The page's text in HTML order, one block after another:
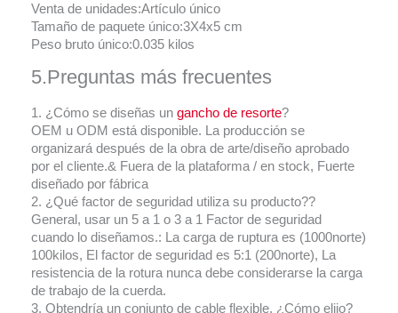
Venta de unidades:Artículo único
Tamaño de paquete único:3X4x5 cm
Peso bruto único:0.035 kilos
5.Preguntas más frecuentes
1. ¿Cómo se diseñas un gancho de resorte?
OEM u ODM está disponible. La producción se
organizará después de la obra de arte/diseño aprobado
por el cliente.& Fuera de la plataforma / en stock, Fuerte
diseñado por fábrica
2. ¿Qué factor de seguridad utiliza su producto??
General, usar un 5 a 1 o 3 a 1 Factor de seguridad
cuando lo diseñamos.: La carga de ruptura es (1000norte)
100kilos, El factor de seguridad es 5:1 (200norte), La
resistencia de la rotura nunca debe considerarse la carga
de trabajo de la cuerda.
3. Obtendría un conjunto de cable flexible, ¿Cómo elijo?